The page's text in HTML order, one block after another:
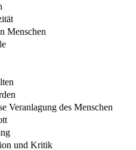
Menschen
Veranlagung des Menschen
und Kritik